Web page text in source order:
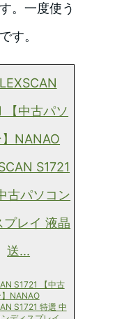
。一度使う
す。
S1721 【中古
NANAO
S1721 特選 中